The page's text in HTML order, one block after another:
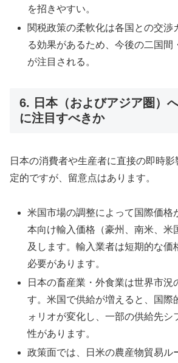
を招きやすい。
関税政策の柔軟化は各国との交渉
る効果があるため、今後の二国間
が注目される。
6. 日本（およびアジア圏）
に注目すべきか
日本の消費者や生産者に直接の即時
定的ですが、留意点はあります。
米国市場の調整によって国際価格
本向け輸入価格（豪州、南米、米
及します。輸入業者は短期的な価
必要があります。
日本の畜産業・外食業は世界市況
す。米国で供給が増えると、国際
ォリオが変化し、一部の供給先シ
性があります。
政策面では、日米の農産物貿易ル